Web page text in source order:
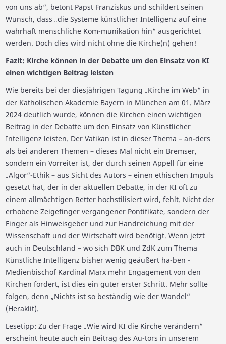
von uns ab“, betont Papst Franziskus und schildert seinen
Wunsch, dass „die Systeme künstlicher Intelligenz auf eine
wahrhaft menschliche Kom-munikation hin“ ausgerichtet
werden. Doch dies wird nicht ohne die Kirche(n) gehen!
Fazit: Kirche können in der Debatte um den Einsatz von KI
einen wichtigen Beitrag leisten
Wie bereits bei der diesjährigen Tagung „Kirche im Web“ in
der Katholischen Akademie Bayern in München am 01. März
2024 deutlich wurde, können die Kirchen einen wichtigen
Beitrag in der Debatte um den Einsatz von Künstlicher
Intelligenz leisten. Der Vatikan ist in dieser Thema – an-ders
als bei anderen Themen – dieses Mal nicht ein Bremser,
sondern ein Vorreiter ist, der durch seinen Appell für eine
„Algor“-Ethik – aus Sicht des Autors – einen ethischen Impuls
gesetzt hat, der in der aktuellen Debatte, in der KI oft zu
einem allmächtigen Retter hochstilisiert wird, fehlt. Nicht der
erhobene Zeigefinger vergangener Pontifikate, sondern der
Finger als Hinweisgeber und zur Handreichung mit der
Wissenschaft und der Wirtschaft wird benötigt. Wenn jetzt
auch in Deutschland – wo sich DBK und ZdK zum Thema
Künstliche Intelligenz bisher wenig geäußert ha-ben -
Medienbischof Kardinal Marx mehr Engagement von den
Kirchen fordert, ist dies ein guter erster Schritt. Mehr sollte
folgen, denn „Nichts ist so beständig wie der Wandel“
(Heraklit).
Lesetipp: Zu der Frage „Wie wird KI die Kirche verändern“
erscheint heute auch ein Beitrag des Au-tors in unserem